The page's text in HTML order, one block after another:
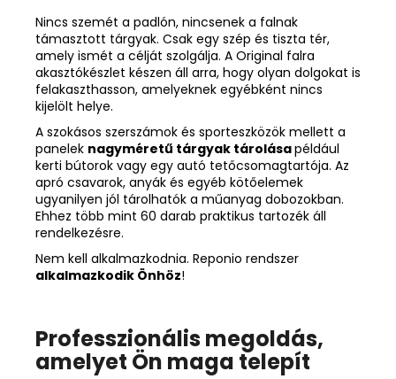
Nincs szemét a padlón, nincsenek a falnak
támasztott tárgyak. Csak egy szép és tiszta tér,
amely ismét a célját szolgálja. A Original falra
akasztókészlet készen áll arra, hogy olyan dolgokat is
felakaszthasson, amelyeknek egyébként nincs
kijelölt helye.
A szokásos szerszámok és sporteszközök mellett a
panelek nagyméretű tárgyak tárolásapéldául
kerti bútorok vagy egy autó tetőcsomagtartója. Az
apró csavarok, anyák és egyéb kötőelemek
ugyanilyen jól tárolhatók a műanyag dobozokban.
Ehhez több mint 60 darab praktikus tartozék áll
rendelkezésre.
Nem kell alkalmazkodnia. Reponio rendszer
alkalmazkodik Önhöz!
Professzionális megoldás,
amelyet Ön maga telepít